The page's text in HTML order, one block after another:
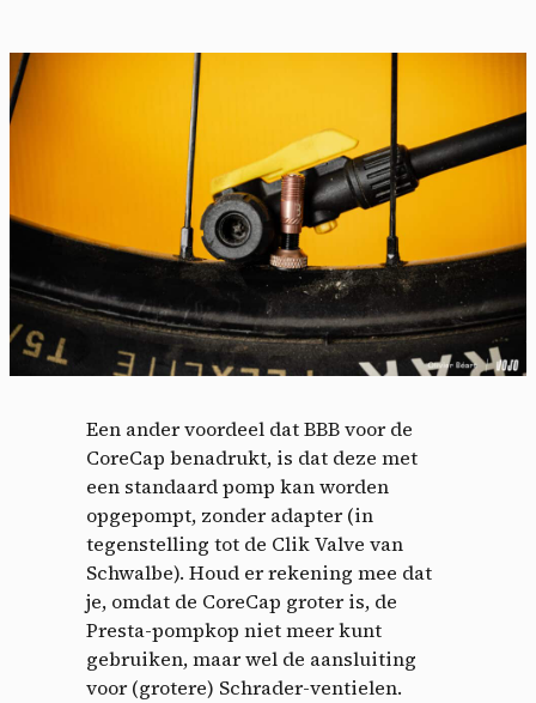
Een ander voordeel dat BBB voor de
CoreCap benadrukt, is dat deze met
een standaard pomp kan worden
opgepompt, zonder adapter (in
tegenstelling tot de Clik Valve van
Schwalbe). Houd er rekening mee dat
je, omdat de CoreCap groter is, de
Presta-pompkop niet meer kunt
gebruiken, maar wel de aansluiting
voor (grotere) Schrader-ventielen.